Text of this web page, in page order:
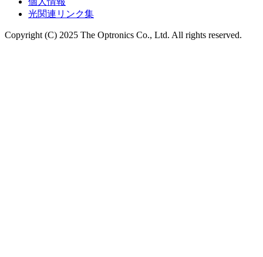
光関連リンク集
Copyright (C) 2025 The Optronics Co., Ltd. All rights reserved.